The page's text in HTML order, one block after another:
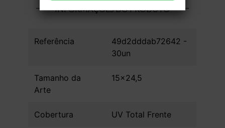
INFORMAÇÕES DO PRODUTO
Referência
49d2dddab72642 -
30un
Tamanho da
Arte
15x24,5
Cobertura UV Total Frente